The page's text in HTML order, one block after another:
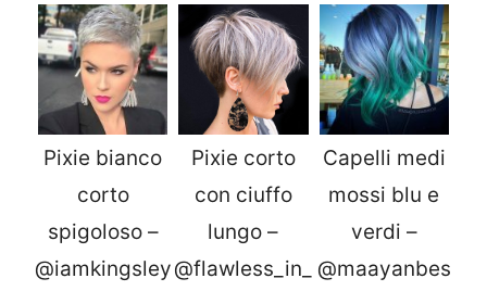
Pixie bianco
corto
spigoloso –
@iamkingsley
Pixie corto
con ciuffo
lungo –
@flawless_in_
Capelli medi
mossi blu e
verdi –
@maayanbes